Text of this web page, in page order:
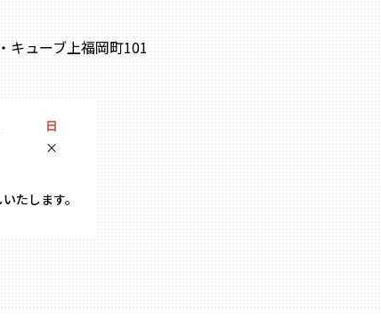
キューブ上福岡町101
日
×
たします。